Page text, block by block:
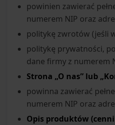
powinien zawierać
numerem NIP oraz
politykę zwrotów (jeśli
politykę prywatności,
dane firmy z numerem
Strona „O nas” lub
powinna zawierać
numerem NIP oraz
Opis produktów